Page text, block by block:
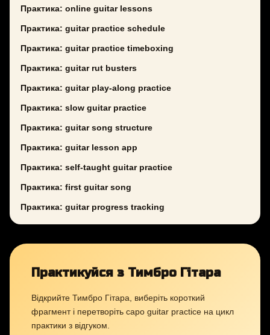
Практика: online guitar lessons
Практика: guitar practice schedule
Практика: guitar practice timeboxing
Практика: guitar rut busters
Практика: guitar play-along practice
Практика: slow guitar practice
Практика: guitar song structure
Практика: guitar lesson app
Практика: self-taught guitar practice
Практика: first guitar song
Практика: guitar progress tracking
Практикуйся з Тимбро Гітара
Відкрийте Тимбро Гітара, виберіть короткий
фрагмент і перетворіть capo guitar practice на цикл
практики з відгуком.